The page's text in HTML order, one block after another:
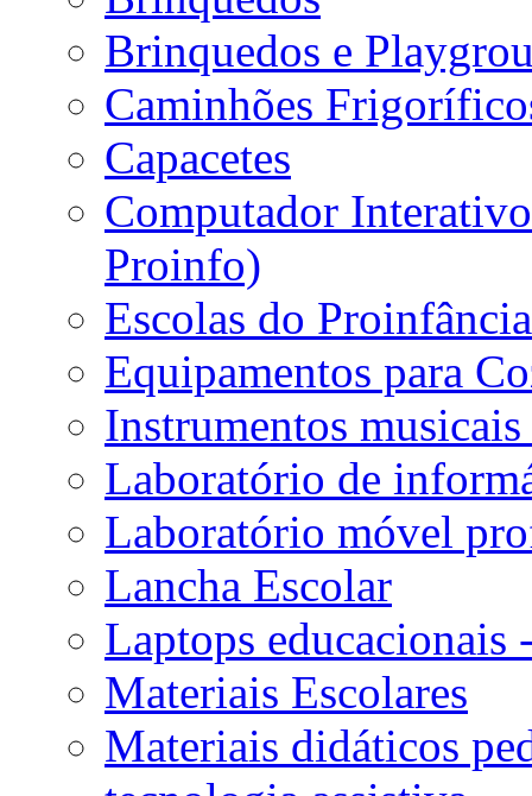
Brinquedos e
Caminhões
Capacetes
Computador
Proinfo)
Escolas do
Equipamentos para
Instrumentos
Laboratório de
Laboratório móvel
Lancha Escolar
Laptops educacionais
Materiais Escolares
Materiais didáticos